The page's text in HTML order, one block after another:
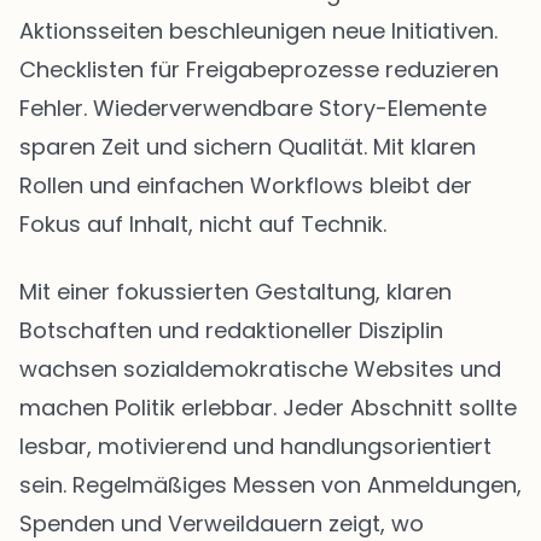
Aktionsseiten beschleunigen neue Initiativen.
Checklisten für Freigabeprozesse reduzieren
Fehler. Wiederverwendbare Story-Elemente
sparen Zeit und sichern Qualität. Mit klaren
Rollen und einfachen Workflows bleibt der
Fokus auf Inhalt, nicht auf Technik.
Mit einer fokussierten Gestaltung, klaren
Botschaften und redaktioneller Disziplin
wachsen sozialdemokratische Websites und
machen Politik erlebbar. Jeder Abschnitt sollte
lesbar, motivierend und handlungsorientiert
sein. Regelmäßiges Messen von Anmeldungen,
Spenden und Verweildauern zeigt, wo